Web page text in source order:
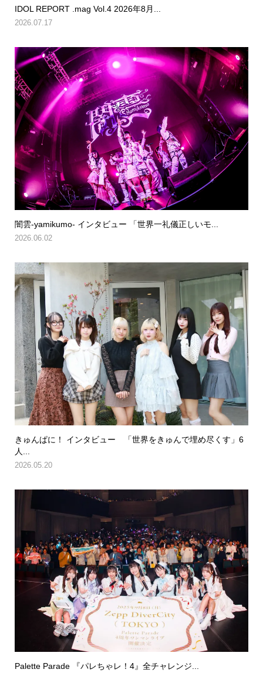
IDOL REPORT .mag Vol.4 2026年8月...
2026.07.17
闇雲-yamikumo- インタビュー 「世界一礼儀正しいモ...
2026.06.02
きゅんぱに！ インタビュー 「世界をきゅんで埋め尽くす」6
人...
2026.05.20
Palette Parade 『パレちゃレ！4』全チャレンジ...